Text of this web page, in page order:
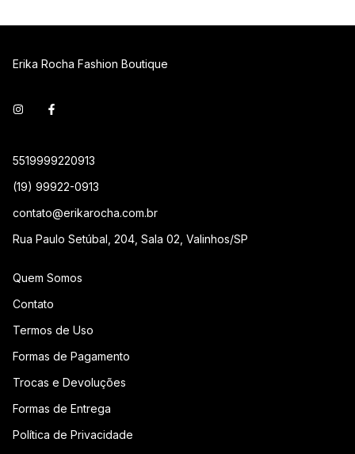
Erika Rocha Fashion Boutique
5519999220913
(19) 99922-0913
contato@erikarocha.com.br
Rua Paulo Setúbal, 204, Sala 02, Valinhos/SP
Quem Somos
Contato
Termos de Uso
Formas de Pagamento
Trocas e Devoluções
Formas de Entrega
Política de Privacidade